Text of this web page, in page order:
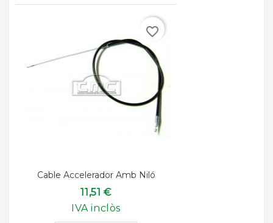
Cable Accelerador Amb Niló
11,51 €
IVA inclòs
favorite_border